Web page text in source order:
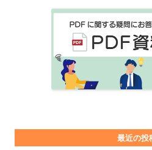
最近の投